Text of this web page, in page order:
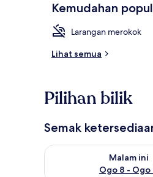
Kemudahan
Larangan merokok
Lihat semua
Pilihan bilik
Semak
Malam ini
Ogo 8 - Ogo
Semak ketersediaan